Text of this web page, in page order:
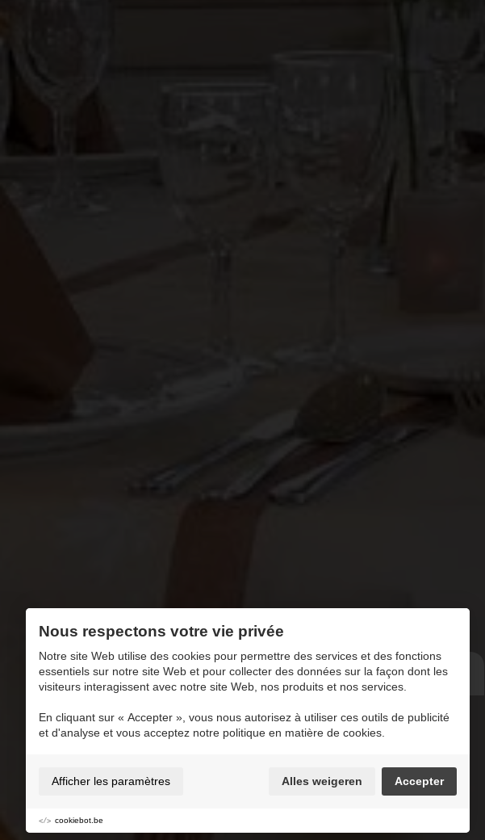
Aen 't Venne
Nous respectons votre vie privée
Notre site Web utilise des cookies pour permettre des services et des fonctions
essentiels sur notre site Web et pour collecter des données sur la façon dont les
visiteurs interagissent avec notre site Web, nos produits et nos services.
En cliquant sur « Accepter », vous nous autorisez à utiliser ces outils de publicité
et d'analyse et vous acceptez notre politique en matière de cookies.
Afficher les paramètres Alles weigeren Accepter
cookiebot.be